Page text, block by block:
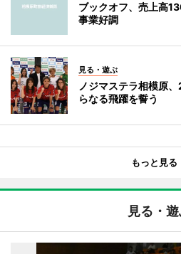
ブックオフ、売上高
事業好調
見る・遊ぶ
ノジマステラ相模原
らなる飛躍を誓う
もっと見る
見る・